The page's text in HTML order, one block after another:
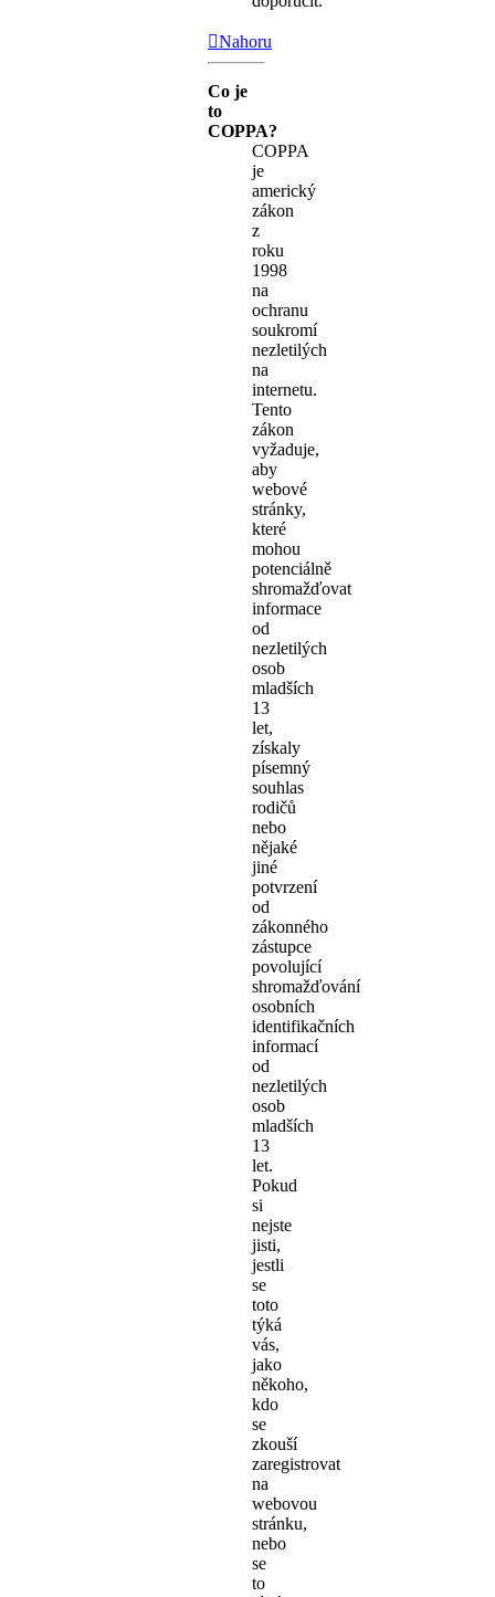
Nahoru
Co je
to
COPPA?
COPPA
je
americký
zákon
z
roku
1998
na
ochranu
soukromí
nezletilých
na
internetu.
Tento
zákon
vyžaduje,
aby
webové
stránky,
které
mohou
potenciálně
shromažďovat
informace
od
nezletilých
osob
mladších
13
let,
získaly
písemný
souhlas
rodičů
nebo
nějaké
jiné
potvrzení
od
zákonného
zástupce
povolující
shromažďování
osobních
identifikačních
informací
od
nezletilých
osob
mladších
13
let.
Pokud
si
nejste
jisti,
jestli
se
toto
týká
vás,
jako
někoho,
kdo
se
zkouší
zaregistrovat
na
webovou
stránku,
nebo
se
to